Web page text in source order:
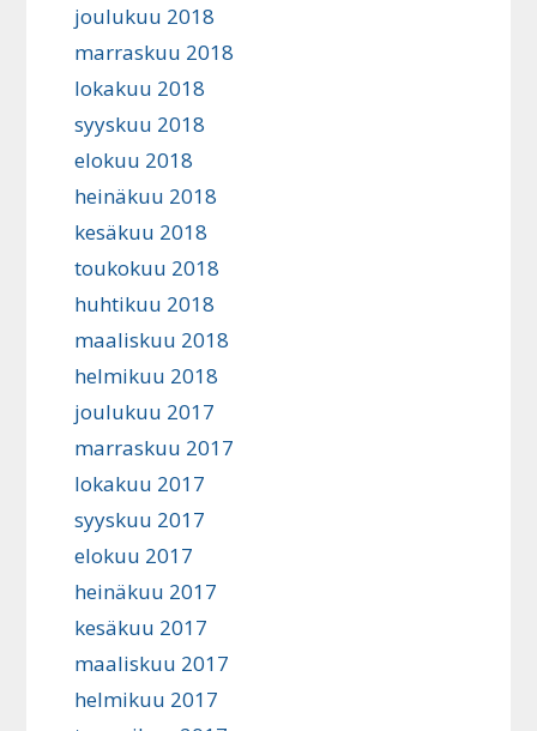
joulukuu 2018
marraskuu 2018
lokakuu 2018
syyskuu 2018
elokuu 2018
heinäkuu 2018
kesäkuu 2018
toukokuu 2018
huhtikuu 2018
maaliskuu 2018
helmikuu 2018
joulukuu 2017
marraskuu 2017
lokakuu 2017
syyskuu 2017
elokuu 2017
heinäkuu 2017
kesäkuu 2017
maaliskuu 2017
helmikuu 2017